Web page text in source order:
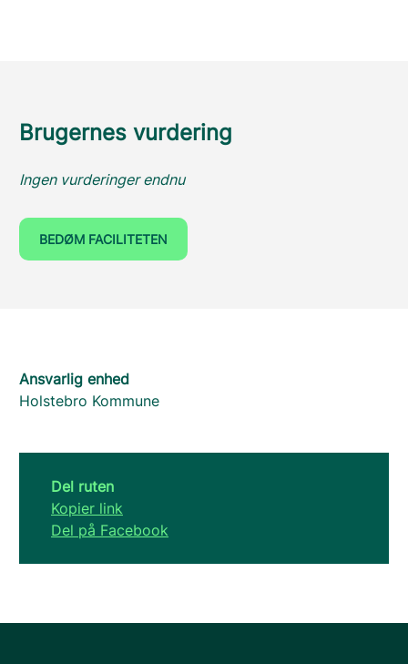
Brugernes vurdering
Ingen vurderinger endnu
BEDØM FACILITETEN
Ansvarlig enhed
Holstebro Kommune
Del ruten
Kopier link
Del på Facebook